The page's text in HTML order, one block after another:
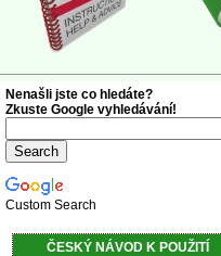
Nenašli jste co hledáte?
Zkuste Google vyhledávání!
Custom Search
ČESKÝ NÁVOD K POUŽITÍ